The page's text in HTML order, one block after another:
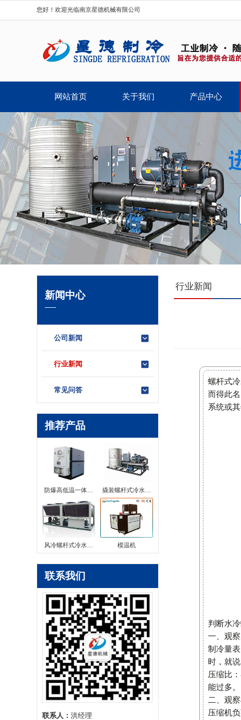
您好！欢迎光临南京星德机械有限公司
网站首页 关于我们 产品中心
新闻中心
公司新闻
行业新闻
常见问答
推荐产品
防爆高低温一体… 撬装螺杆式冷水…
风冷螺杆式冷水… 模温机
联系我们
联系人： ‬洪经理
行业新闻
螺杆式
而得此
系统或
判断水
一、观
制冷量
时，就
压缩比
能过多。
二、观
压缩机